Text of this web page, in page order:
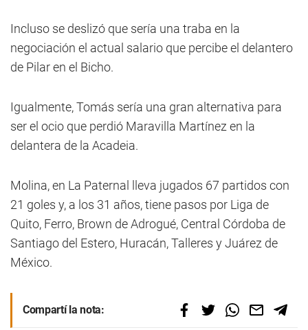
Incluso se deslizó que sería una traba en la
negociación el actual salario que percibe el delantero
de Pilar en el Bicho.
Igualmente, Tomás sería una gran alternativa para
ser el ocio que perdió Maravilla Martínez en la
delantera de la Acadeia.
Molina, en La Paternal lleva jugados 67 partidos con
21 goles y, a los 31 años, tiene pasos por Liga de
Quito, Ferro, Brown de Adrogué, Central Córdoba de
Santiago del Estero, Huracán, Talleres y Juárez de
México.
Compartí la nota: